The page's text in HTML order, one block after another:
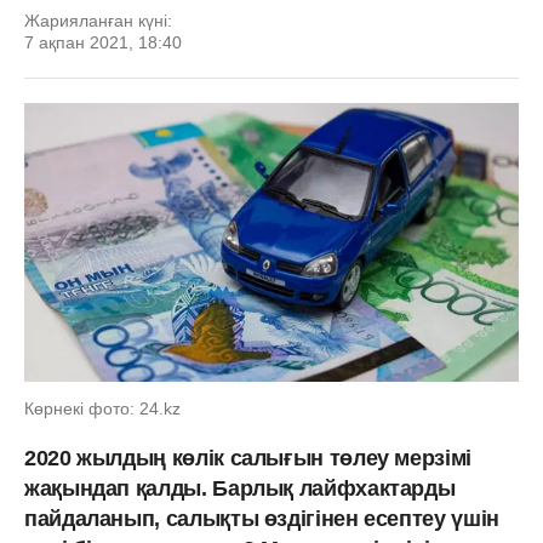
Жарияланған күні:
7 ақпан 2021, 18:40
Көрнекі фото: 24.kz
2020 жылдың көлік салығын төлеу мерзімі
жақындап қалды. Барлық лайфхактарды
пайдаланып, салықты өздігінен есептеу үшін